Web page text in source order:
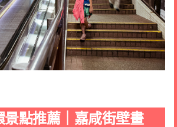
景點推薦｜嘉咸街壁畫